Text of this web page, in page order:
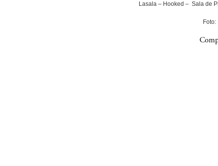
Lasala – Hooked – Sala de